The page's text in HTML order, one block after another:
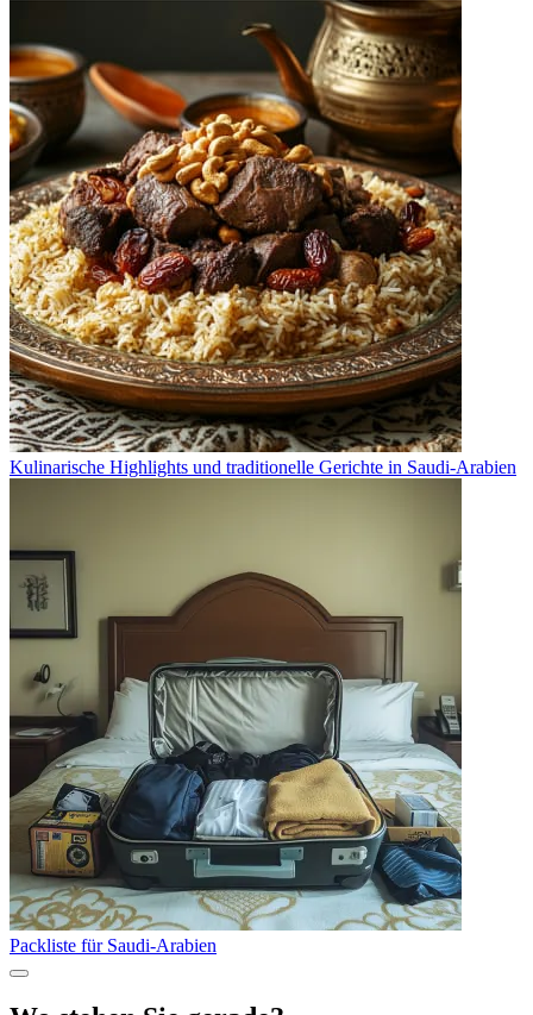
Kulinarische Highlights und traditionelle Gerichte in Saudi-Arabien
Packliste für Saudi-Arabien